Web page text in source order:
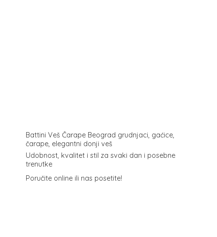
Battini Veš Čarape Beograd grudnjaci, gaćice,
čarape, elegantni donji veš
Udobnost, kvalitet i stil za svaki dan i posebne
trenutke
Poručite online ili nas posetite!